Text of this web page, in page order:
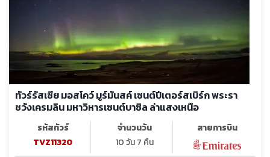
ทัวร์รัสเซีย มอสโคว์ มูร์มันสค์ เซนต์ปีเตอร์สเบิร์ก พระรา
ชวังเครมลิน มหาวิหารเซนต์บาซิล ล่าแสงเหนือ
รหัสทัวร์
TVZ11320
จำนวนวัน
10 วัน 7 คืน
สายการบิน